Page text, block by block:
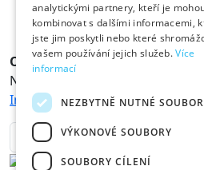
Odběr novinekKrálové a
Novinky vám rádi doručíme na
Informace o zpracování
analytickými partnery, kteří je
kombinovat s dalšími informacemi,
jste jim poskytli nebo které
vašem používání jejich služeb.Více
informací
NEZBYTNĚ NUTNÉ
VÝKONOVÉ SOUBORY
SOUBORY CÍLENÍ